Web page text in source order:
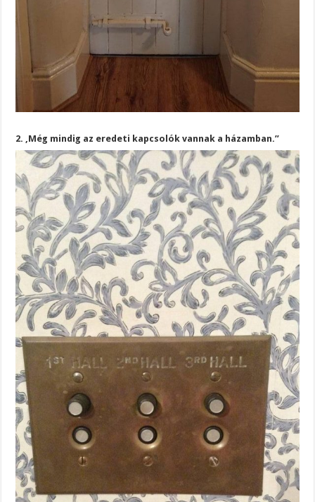
2. ,Még mindig az eredeti kapcsolók vannak a házamban.”